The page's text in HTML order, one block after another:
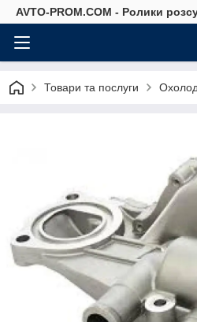
AVTO-PROM.COM - Ролики
Товари та послуги